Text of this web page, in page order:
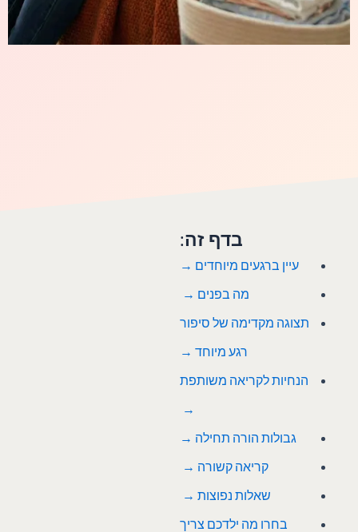
בדף זה:
עיין ברגעים מיוחדים →
מה בפנים →
תצוגה מקדימה של סיפור
רגע מיוחד →
הנחיות לקריאה משותפת
→
גבולות הורה תחילה →
קריאה קשורה →
שאלות נפוצות →
בחרו מה ילדכם צריך